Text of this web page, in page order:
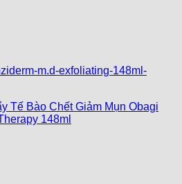
Tế Bào Chết Giảm Mụn Obagi
148ml